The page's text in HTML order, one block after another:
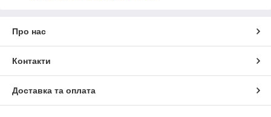
Про нас
Контакти
Доставка та оплата